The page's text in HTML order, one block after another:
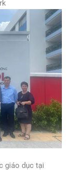
giáo dục tại